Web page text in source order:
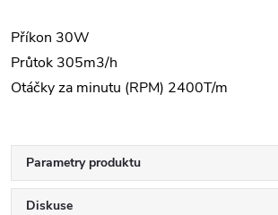
Příkon 30W
Průtok 305m3/h
Otáčky za minutu (RPM) 2400T/m
Parametry produktu
Diskuse